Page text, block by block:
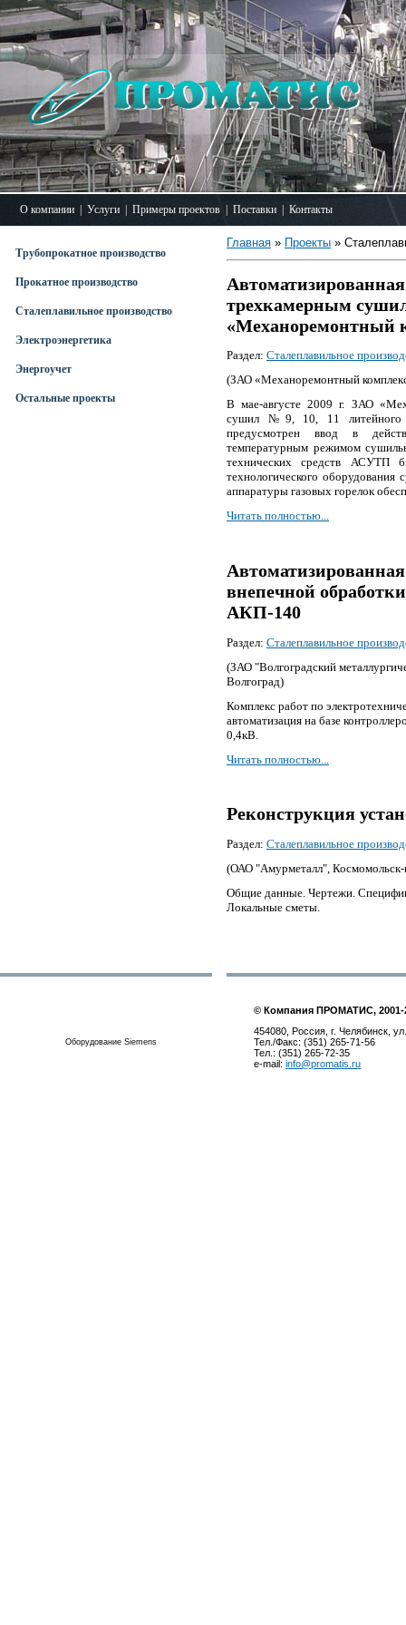
О компании Услуги Примеры проектов Поставки Контакты
Трубопрокатное производство
Прокатное производство
Сталеплавильное производство
Электроэнергетика
Энергоучет
Остальные проекты
Главная » Проекты »
трехкамерным
«Механоремонтный
Раздел: Сталеплавильное
(ЗАО «Механоремонтный
В мае-августе 2009 г. ЗАО
сушил №9, 10, 11 литейного
предусмотрен ввод в
температурным режимом
технических средств АСУТП
технологического
аппаратуры газовых горелок
Читать полностью...
внепечной
АКП-140
Раздел: Сталеплавильное
(ЗАО "Волгоградский
Волгоград)
Комплекс работ по
автоматизация на базе
0,4кВ.
Читать полностью...
Реконструкция
Раздел: Сталеплавильное
(ОАО "Амурметалл",
Общие данные. Чертежи.
Локальные сметы.
Оборудование Siemens
© Компания ПРОМАТИС, 2001-
454080, Россия, г. Челябинск,
Тел./Факс: (351) 265-71-56
Тел.: (351) 265-72-35
e-mail: info@promatis.ru